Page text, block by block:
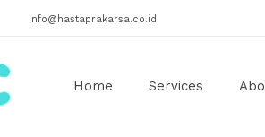
info@hastaprakarsa.co.id
Home Services